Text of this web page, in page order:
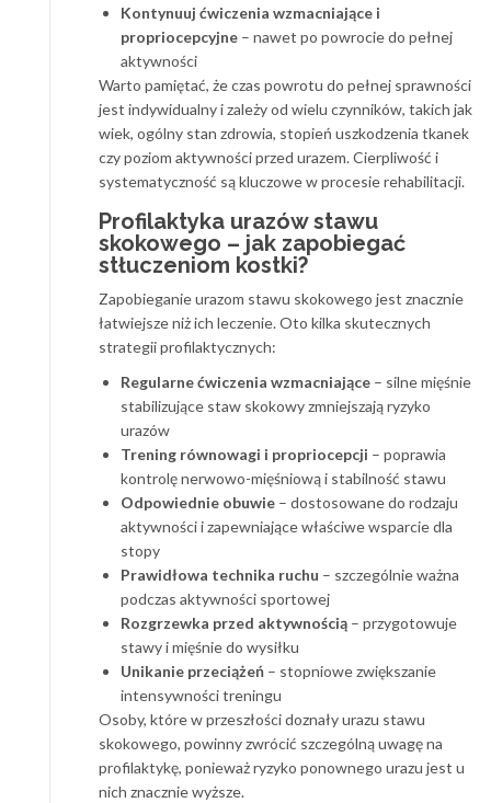
Kontynuuj ćwiczenia wzmacniające i
propriocepcyjne – nawet po powrocie do pełnej
aktywności
Warto pamiętać, że czas powrotu do pełnej sprawności
jest indywidualny i zależy od wielu czynników, takich jak
wiek, ogólny stan zdrowia, stopień uszkodzenia tkanek
czy poziom aktywności przed urazem. Cierpliwość i
systematyczność są kluczowe w procesie rehabilitacji.
Profilaktyka urazów stawu
skokowego – jak zapobiegać
stłuczeniom kostki?
Zapobieganie urazom stawu skokowego jest znacznie
łatwiejsze niż ich leczenie. Oto kilka skutecznych
strategii profilaktycznych:
Regularne ćwiczenia wzmacniające – silne mięśnie
stabilizujące staw skokowy zmniejszają ryzyko
urazów
Trening równowagi i propriocepcji – poprawia
kontrolę nerwowo-mięśniową i stabilność stawu
Odpowiednie obuwie – dostosowane do rodzaju
aktywności i zapewniające właściwe wsparcie dla
stopy
Prawidłowa technika ruchu – szczególnie ważna
podczas aktywności sportowej
Rozgrzewka przed aktywnością – przygotowuje
stawy i mięśnie do wysiłku
Unikanie przeciążeń – stopniowe zwiększanie
intensywności treningu
Osoby, które w przeszłości doznały urazu stawu
skokowego, powinny zwrócić szczególną uwagę na
profilaktykę, ponieważ ryzyko ponownego urazu jest u
nich znacznie wyższe.